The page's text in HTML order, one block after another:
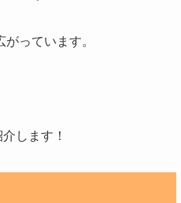
っています。
します！